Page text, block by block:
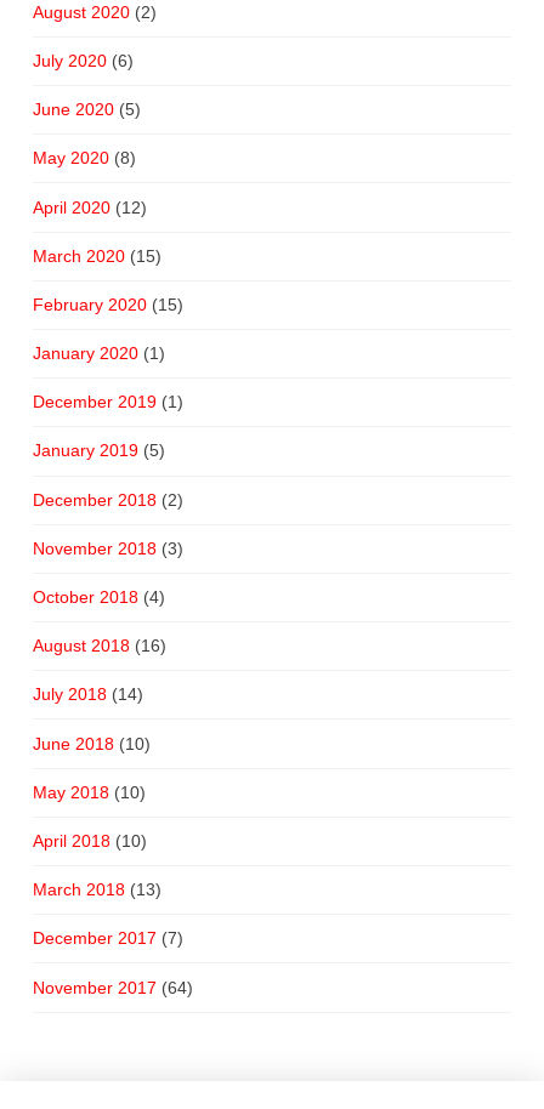
August 2020(2)
July 2020(6)
June 2020(5)
May 2020(8)
April 2020(12)
March 2020(15)
February 2020(15)
January 2020(1)
December 2019(1)
January 2019(5)
December 2018(2)
November 2018(3)
October 2018(4)
August 2018(16)
July 2018(14)
June 2018(10)
May 2018(10)
April 2018(10)
March 2018(13)
December 2017 (7)
November 2017 (64)